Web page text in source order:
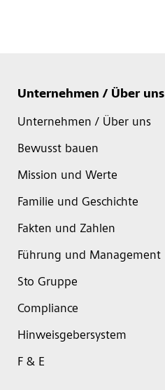
Unternehmen / Über uns
Unternehmen / Über uns
Bewusst bauen
Mission und Werte
Familie und Geschichte
Fakten und Zahlen
Führung und Management
Sto Gruppe
Compliance
Hinweisgebersystem
F & E